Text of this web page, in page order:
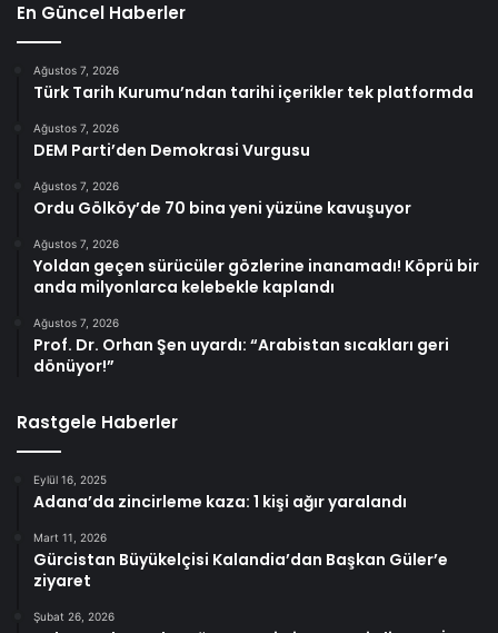
En Güncel Haberler
Ağustos 7, 2026
Türk Tarih Kurumu’ndan tarihi içerikler tek platformda
Ağustos 7, 2026
DEM Parti’den Demokrasi Vurgusu
Ağustos 7, 2026
Ordu Gölköy’de 70 bina yeni yüzüne kavuşuyor
Ağustos 7, 2026
Yoldan geçen sürücüler gözlerine inanamadı! Köprü bir
anda milyonlarca kelebekle kaplandı
Ağustos 7, 2026
Prof. Dr. Orhan Şen uyardı: “Arabistan sıcakları geri
dönüyor!”
Rastgele Haberler
Eylül 16, 2025
Adana’da zincirleme kaza: 1 kişi ağır yaralandı
Mart 11, 2026
Gürcistan Büyükelçisi Kalandia’dan Başkan Güler’e
ziyaret
Şubat 26, 2026